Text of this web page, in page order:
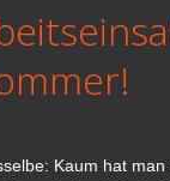
Kaum hat